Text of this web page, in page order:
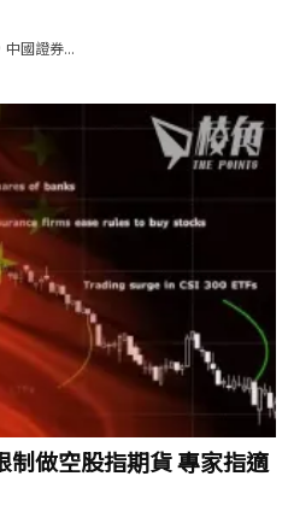
國證券...
制做空股指期貨 專家指適